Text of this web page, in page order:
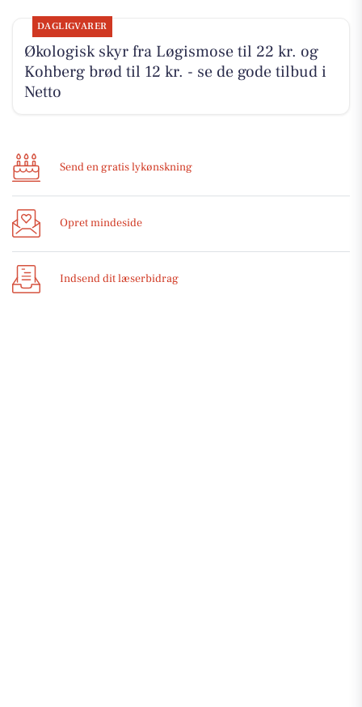
DAGLIGVARER
Økologisk skyr fra Løgismose til 22 kr. og
Kohberg brød til 12 kr. - se de gode tilbud i
Netto
Send en gratis lykønskning
Opret mindeside
Indsend dit læserbidrag